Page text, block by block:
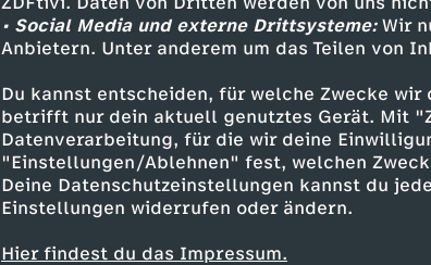
• Social Media und externe Drittsysteme:Wir
Anbietern. Unter anderem um das Teilen von
Du kannst entscheiden, für welche Zwecke
betrifft nur dein aktuell genutztes Gerät. Mit
Datenverarbeitung, für die wir deine
"Einstellungen/Ablehnen" fest, welchen
Deine Datenschutzeinstellungen kannst du
Einstellungen widerrufen oder ändern.
Hier findest du das Impressum.
Ähnliche Inhalte
Fantasy Serie mysteriös
Spellbound - Verzaubert in Paris